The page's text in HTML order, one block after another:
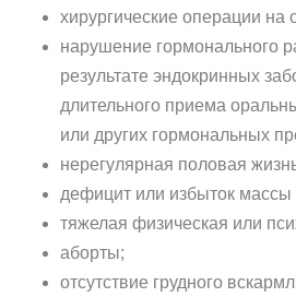
хирургические операции на
нарушение гормонального
результате эндокринных
длительного приема
или других гормональных
нерегулярная половая
дефицит или избыток массы
тяжелая физическая или
аборты;
отсутствие грудного